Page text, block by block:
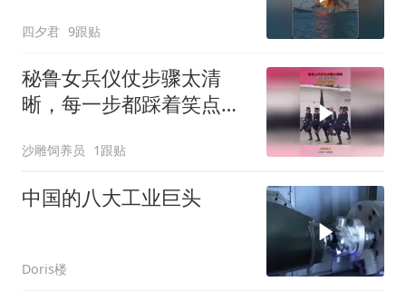
四夕君 9跟贴
秘鲁女兵仪仗步骤太清
晰，每一步都踩着笑点，
沙雕饲养员 1跟贴
中国的八大工业巨头
Doris楼